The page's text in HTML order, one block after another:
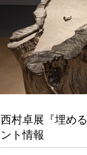
Gallery_Hasunohana
西村卓展『埋め
ント情報